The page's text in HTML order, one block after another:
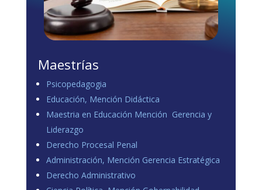
Maestrías
Psicopedagogia
Educación, Mención Didáctica
Maestria en Educación Mención Gerencia y
Liderazgo
Derecho Procesal Penal
Administración, Mención Gerencia Estratégica
Derecho Administrativo